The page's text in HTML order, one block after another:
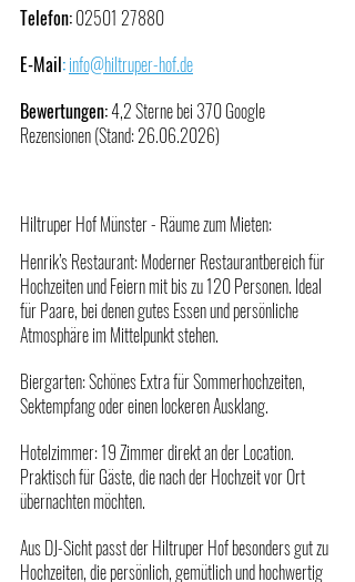
Telefon: 02501 27880
E-Mail:info@hiltruper-hof.de
Bewertungen: 4,2 Sterne bei 370 Google
Rezensionen (Stand: 26.06.2026)
Hiltruper Hof Münster - Räume zum Mieten:
Henrik’s Restaurant: Moderner Restaurantbereich für
Hochzeiten und Feiern mit bis zu 120 Personen. Ideal
für Paare, bei denen gutes Essen und persönliche
Atmosphäre im Mittelpunkt stehen.
Biergarten: Schönes Extra für Sommerhochzeiten,
Sektempfang oder einen lockeren Ausklang.
Hotelzimmer: 19 Zimmer direkt an der Location.
Praktisch für Gäste, die nach der Hochzeit vor Ort
übernachten möchten.
Aus DJ-Sicht passt der Hiltruper Hof besonders gut zu
Hochzeiten, die persönlich, gemütlich und hochwertig